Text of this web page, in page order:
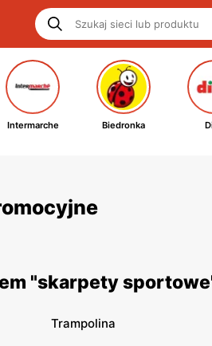
Intermarche Biedronka
"skarpety
Trampolina